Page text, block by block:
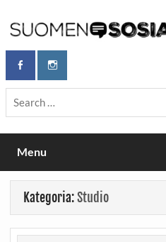
content
Sosiaalifoorumi
Maailmanparannuspäivät
26.–27.9.2026
Menu
Kategoria:Studio